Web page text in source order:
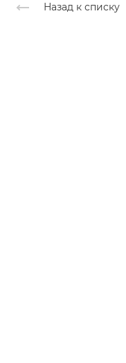
Назад к списку